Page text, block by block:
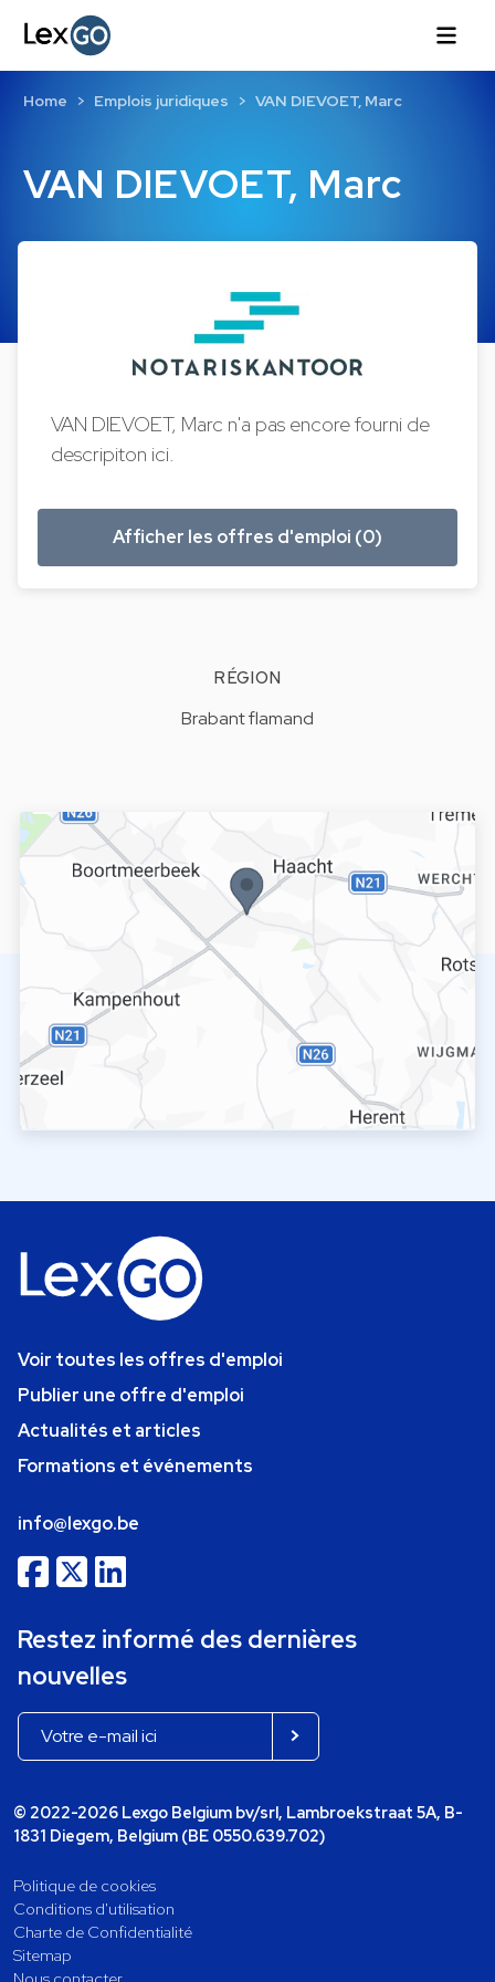
VAN DIEVOET, Marc
Home Emplois juridiques VAN DIEVOET, Marc
VAN DIEVOET, Marc n'a pas encore fourni de
descripiton ici.
Afficher les offres d'emploi (0)
RÉGION
Brabant flamand
Voir toutes les offres d'emploi
Publier une offre d'emploi
Actualités et articles
Formations et événements
info@lexgo.be
Restez informé des dernières
nouvelles
© 2022-2026 Lexgo Belgium bv/srl, Lambroekstraat 5A, B-
1831 Diegem, Belgium (BE 0550.639.702)
Politique de cookies
Conditions d'utilisation
Charte de Confidentialité
Sitemap